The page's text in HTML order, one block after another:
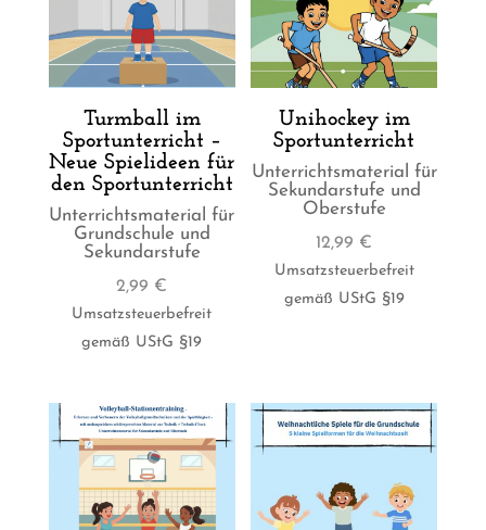
Turmball im
Sportunterricht –
Neue Spielideen für
den Sportunterricht
Unterrichtsmaterial für
Grundschule und
Sekundarstufe
2,99 €
Umsatzsteuerbefreit
gemäß UStG §19
Unihockey im
Sportunterricht
Unterrichtsmaterial für
Sekundarstufe und
Oberstufe
12,99 €
Umsatzsteuerbefreit
gemäß UStG §19